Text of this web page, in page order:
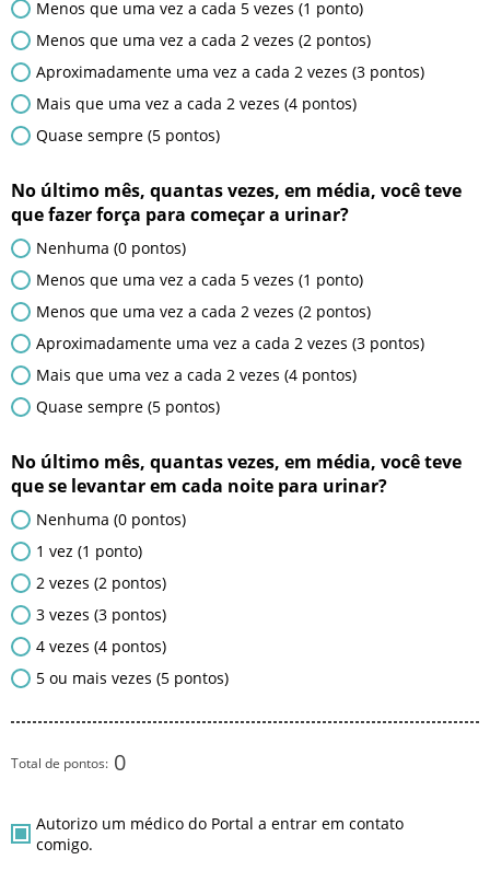
Menos que uma vez a cada 5 vezes (1 ponto)
Menos que uma vez a cada 2 vezes (2 pontos)
Aproximadamente uma vez a cada 2 vezes (3 pontos)
Mais que uma vez a cada 2 vezes (4 pontos)
Quase sempre (5 pontos)
No último mês, quantas vezes, em média, você teve
que fazer força para começar a urinar?
Nenhuma (0 pontos)
Menos que uma vez a cada 5 vezes (1 ponto)
Menos que uma vez a cada 2 vezes (2 pontos)
Aproximadamente uma vez a cada 2 vezes (3 pontos)
Mais que uma vez a cada 2 vezes (4 pontos)
Quase sempre (5 pontos)
No último mês, quantas vezes, em média, você teve
que se levantar em cada noite para urinar?
Nenhuma (0 pontos)
1 vez (1 ponto)
2 vezes (2 pontos)
3 vezes (3 pontos)
4 vezes (4 pontos)
5 ou mais vezes (5 pontos)
Total de pontos: 0
Autorizo um médico do Portal a entrar em contato
comigo.